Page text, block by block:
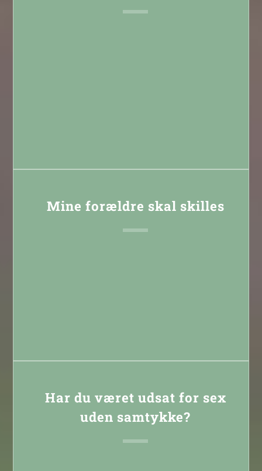
Mine forældre skal skilles
Har du været udsat for sex
uden samtykke?